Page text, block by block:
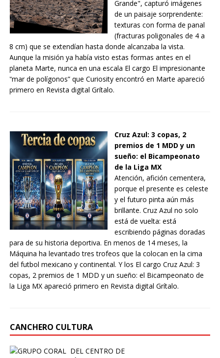
Grande", capturó imágenes
de un paisaje sorprendente:
texturas con forma de panal
(fracturas poligonales de 4 a
8 cm) que se extendían hasta donde alcanzaba la vista.
Aunque la misión ya había visto estas formas antes en el
planeta Marte, nunca en una escala El cargo El impresionante
“mar de polígonos” que Curiosity encontró en Marte apareció
primero en Revista digital Grítalo.
Cruz Azul: 3 copas, 2
premios de 1 MDD y un
sueño: el Bicampeonato
de la Liga MX
Atención, afición cementera,
porque el presente es celeste
y el futuro pinta aún más
brillante. Cruz Azul no solo
está de vuelta: está
escribiendo páginas doradas
para de su historia deportiva. En menos de 14 meses, la
Máquina ha levantado tres trofeos que la colocan en la cima
del futbol mexicano y continental. Y los El cargo Cruz Azul: 3
copas, 2 premios de 1 MDD y un sueño: el Bicampeonato de
la Liga MX apareció primero en Revista digital Grítalo.
CANCHERO CULTURA